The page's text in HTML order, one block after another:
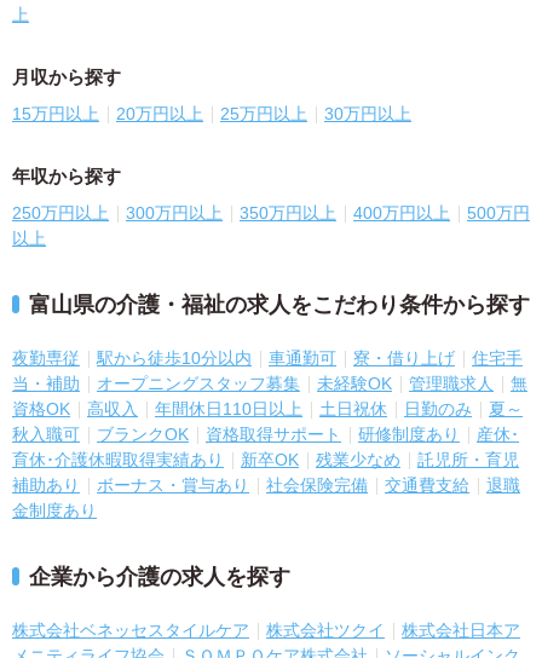
上
月収から探す
15万円以上 20万円以上 25万円以上 30万円以上
年収から探す
250万円以上 300万円以上 350万円以上 400万円以上
500万円
以上
富山県の介護・福祉の求人をこだわり条件から探す
夜勤専従 駅から徒歩10分以内 車通勤可 寮・借り上げ
住宅手
当・補助
オープニングスタッフ募集 未経験OK 管理職求人
無
資格OK
高収入 年間休日110日以上 土日祝休 日勤のみ
夏～
秋入職可
ブランクOK 資格取得サポート 研修制度あり
産休･
育休･介護休暇取得実績あり
新卒OK 残業少なめ
託児所・育児
補助あり
ボーナス・賞与あり 社会保険完備 交通費支給
退職
金制度あり
企業から介護の求人を探す
株式会社ベネッセスタイルケア 株式会社ツクイ
株式会社日本ア